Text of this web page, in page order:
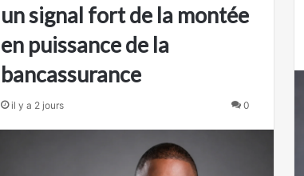
un signal fort de la montée
en puissance de la
bancassurance
il y a 2 jours 0